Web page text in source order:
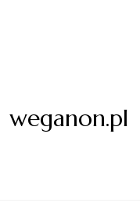
weganon.pl